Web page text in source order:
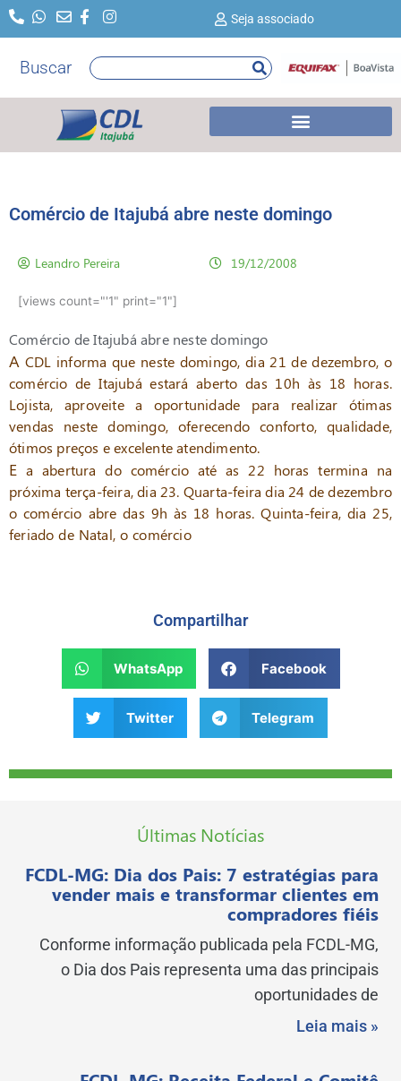
para
conteúdo
Seja associado
Buscar Pesquisar
Comércio de Itajubá abre neste domingo
Leandro Pereira
[views count="'1" print="1"]
19/12/2008
Comércio de Itajubá abre neste domingo
A CDL informa que neste domingo, dia 21 de dezembro, o
comércio de Itajubá estará aberto das 10h às 18 horas.
Lojista, aproveite a oportunidade para realizar ótimas
vendas neste domingo, oferecendo conforto, qualidade,
ótimos preços e excelente atendimento.
E a abertura do comércio até as 22 horas termina na
próxima terça-feira, dia 23. Quarta-feira dia 24 de dezembro
o comércio abre das 9h às 18 horas. Quinta-feira, dia 25,
feriado de Natal, o comérciopermanece fechado, e volta ao
Compartilhar
WhatsApp Facebook
Twitter Telegram
Últimas Notícias
FCDL-MG: Dia dos Pais: 7 estratégias para
vender mais e transformar clientes em
compradores fiéis
Conforme informação publicada pela FCDL-MG,
o Dia dos Pais representa uma das principais
oportunidades de
Leia mais »